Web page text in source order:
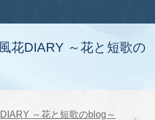
花DIARY ～花と短歌の
～花と短歌のblog～